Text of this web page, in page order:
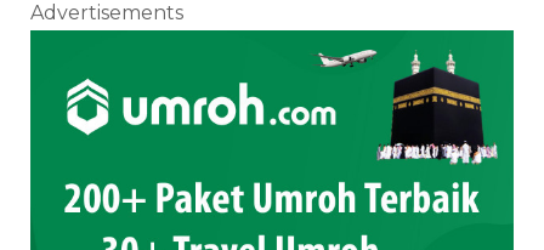
Advertisements